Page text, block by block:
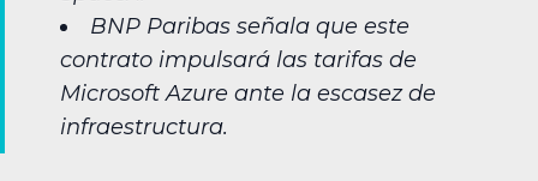
BNP Paribas señala que este
contrato impulsará las tarifas de
Microsoft Azure ante la escasez de
infraestructura.